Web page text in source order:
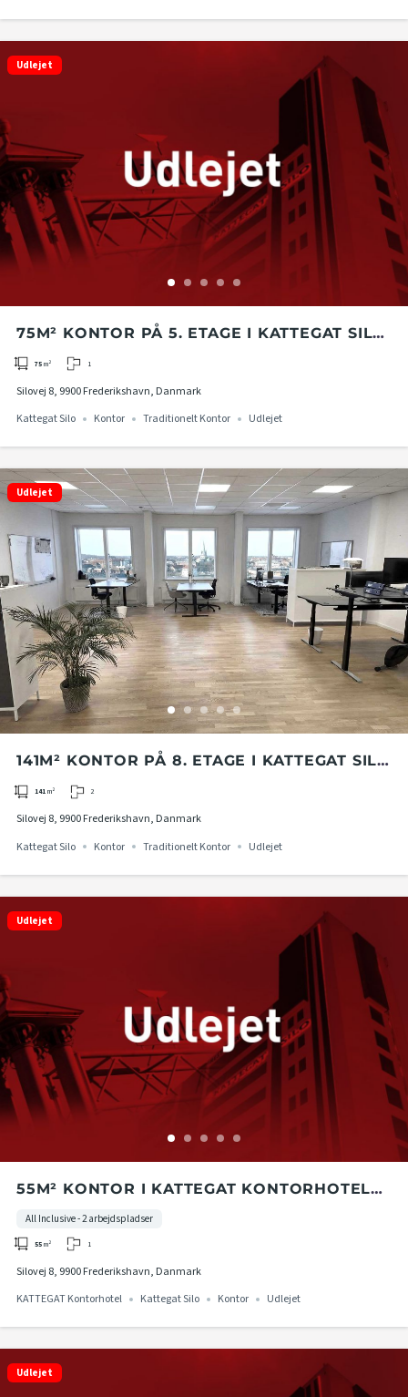
Udlejet
75M² KONTOR PÅ 5. ETAGE I KATTEGAT SILO
I FREDERIKSHAVN
75 m² 1
Silovej 8, 9900 Frederikshavn, Danmark
Kattegat Silo
Kontor Traditionelt Kontor Udlejet
Udlejet
141M² KONTOR PÅ 8. ETAGE I KATTEGAT SILO
I FREDERIKSHAVN
141 m² 2
Silovej 8, 9900 Frederikshavn, Danmark
Kattegat Silo
Kontor Traditionelt Kontor Udlejet
Udlejet
55M² KONTOR I KATTEGAT KONTORHOTEL
All Inclusive - 2 arbejdspladser
55 m² 1
Silovej 8, 9900 Frederikshavn, Danmark
KATTEGAT Kontorhotel
Kattegat Silo Kontor Udlejet
Udlejet